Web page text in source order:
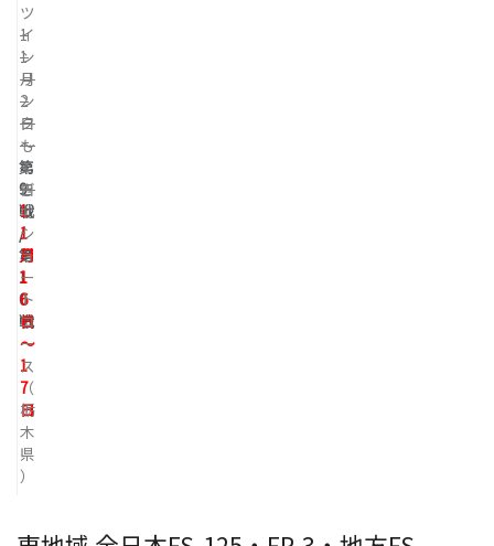
第
9
戦
/
第
1
0
戦
1
1
月
2
日
～
3
日
1
1
月
1
6
日
～
1
7
日
ツ
イ
ン
リ
ン
ク
も
て
ぎ
北
シ
ョ
ー
ト
コ
ー
ス
（
栃
木
県
）